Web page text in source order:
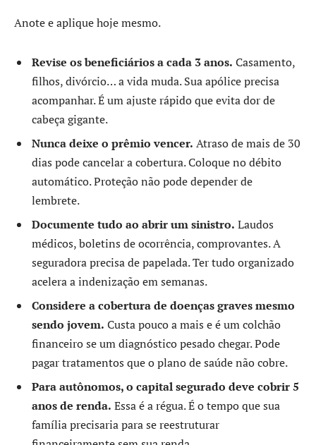
Anote e aplique hoje mesmo.
Revise os beneficiários a cada 3 anos. Casamento,
filhos, divórcio… a vida muda. Sua apólice precisa
acompanhar. É um ajuste rápido que evita dor de
cabeça gigante.
Nunca deixe o prêmio vencer. Atraso de mais de 30
dias pode cancelar a cobertura. Coloque no débito
automático. Proteção não pode depender de
lembrete.
Documente tudo ao abrir um sinistro. Laudos
médicos, boletins de ocorrência, comprovantes. A
seguradora precisa de papelada. Ter tudo organizado
acelera a indenização em semanas.
Considere a cobertura de doenças graves mesmo
sendo jovem. Custa pouco a mais e é um colchão
financeiro se um diagnóstico pesado chegar. Pode
pagar tratamentos que o plano de saúde não cobre.
Para autônomos, o capital segurado deve cobrir 5
anos de renda. Essa é a régua. É o tempo que sua
família precisaria para se reestruturar